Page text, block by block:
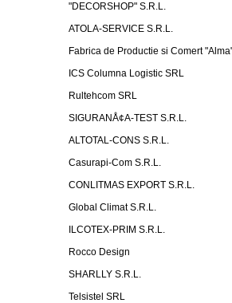
"DECORSHOP" S.R.L.
ATOLA-SERVICE S.R.L.
Fabrica de Productie si Comert
ICS Columna Logistic SRL
Rultehcom SRL
SIGURANÅ¢A-TEST S.R.L.
ALTOTAL-CONS S.R.L.
Casurapi-Com S.R.L.
CONLITMAS EXPORT S.R.L.
Global Climat S.R.L.
ILCOTEX-PRIM S.R.L.
Rocco Design
SHARLLY S.R.L.
Telsistel SRL